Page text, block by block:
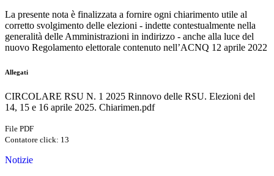
La presente nota è finalizzata a fornire ogni chiarimento utile al
corretto svolgimento delle elezioni - indette contestualmente nella
generalità delle Amministrazioni in indirizzo - anche alla luce del
nuovo Regolamento elettorale contenuto nell’ACNQ 12 aprile 2022
Allegati
CIRCOLARE RSU N. 1 2025 Rinnovo delle RSU. Elezioni del
14, 15 e 16 aprile 2025. Chiarimen.pdf
File PDF
Contatore click: 13
Notizie